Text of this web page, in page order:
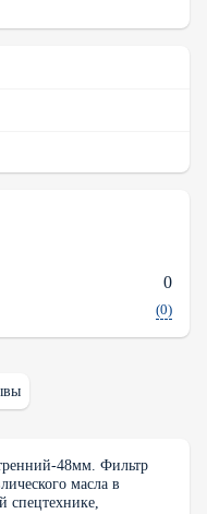
0
(0)
48мм. Фильтр
масла в
спецтехнике,